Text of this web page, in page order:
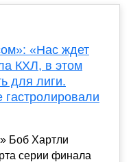
«Нас ждет
КХЛ, в этом
для лиги.
Боб Хартли
серии финала